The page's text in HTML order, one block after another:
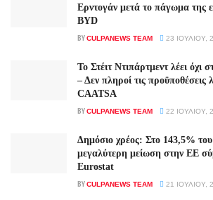
Ερντογάν μετά το πάγωμα της
BYD
BYCULPANEWS TEAM 23 ΙΟΥΛΊΟΥ,
Το Στέιτ Ντιπάρτμεντ λέει όχι
– Δεν πληροί τις προϋποθέσεις
CAATSA
BYCULPANEWS TEAM 22 ΙΟΥΛΊΟΥ,
Δημόσιο χρέος: Στο 143,5%
μεγαλύτερη μείωση στην ΕΕ
Eurostat
BYCULPANEWS TEAM 21 ΙΟΥΛΊΟΥ,